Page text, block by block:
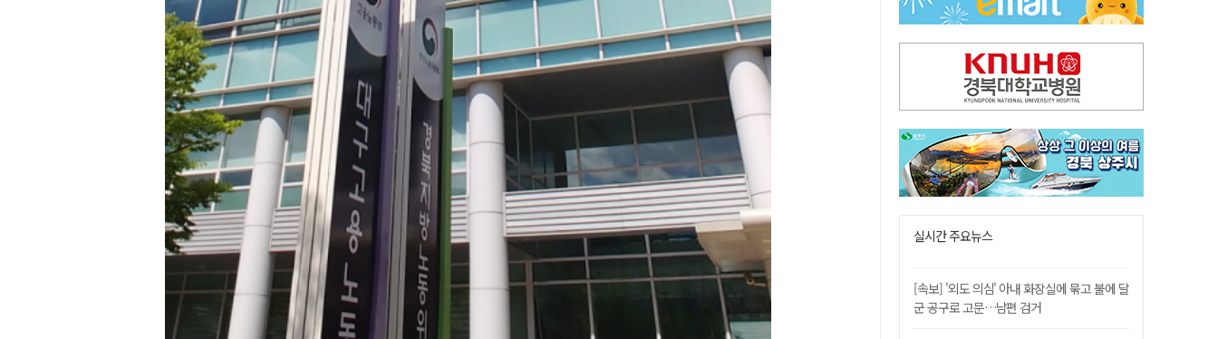
"상법개정해도 주주가 '봉'"…하이닉스 솔리다임 상장설에 술렁[개미와글와글]
실시간 주요뉴스
[속보] '외도 의심' 아내 화장실에 묶고 불에 달
군 공구로 고문…남편 검거